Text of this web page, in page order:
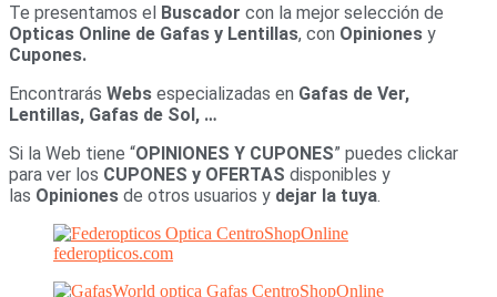
Te presentamos el Buscador con la mejor selección de
Opticas Online de Gafas y Lentillas, con Opiniones y
Cupones.
Encontrarás Webs especializadas en Gafas de Ver,
Lentillas, Gafas de Sol, …
Si la Web tiene “OPINIONES Y CUPONES” puedes clickar
para ver los CUPONES y OFERTAS disponibles y
las Opiniones de otros usuarios y dejar la tuya.
federopticos.com